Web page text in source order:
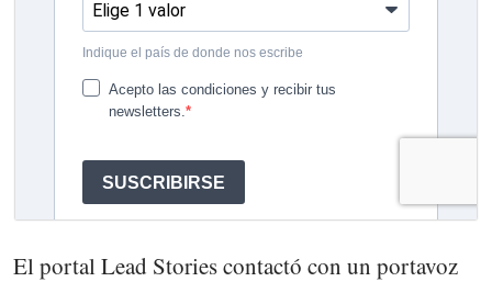
El portal Lead Stories contactó con un portavoz